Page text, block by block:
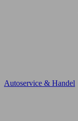
Autoservice & Handel